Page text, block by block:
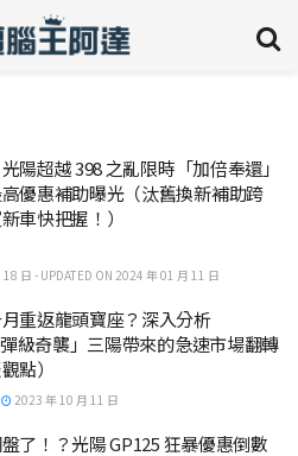
陽超越 398 之亂限時「加倍奉還」
優惠補助曝光（汰舊換新補助跨
車快把握！）
日 - UPDATED ON 2024 年 01 月 11 日
重返龍頭寶座？深入分析
級奇襲」三陽帶來的急速市場翻轉
點）
2023 年 10 月 11 日
了！？光陽 GP125 狂暴優惠倒數